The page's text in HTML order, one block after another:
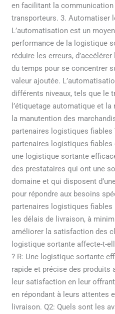
en facilitant la
transporteurs. 3. Automatiser
L’automatisation est un
performance de la logistique
réduire les erreurs,
du temps pour se concentrer
valeur ajoutée.
différents niveaux, tels que le
l’étiquetage automatique et
la manutention des
partenaires logistiques fiables
partenaires logistiques
une logistique sortante
des prestataires qui ont une
domaine et qui disposent
pour répondre aux besoins
partenaires logistiques fiables
les délais de livraison, à
améliorer la satisfaction des
logistique sortante affecte-t-
? R: Une logistique sortante
rapide et précise des produits
leur satisfaction en leur
en répondant à leurs attentes
livraison. Q2: Quels sont les